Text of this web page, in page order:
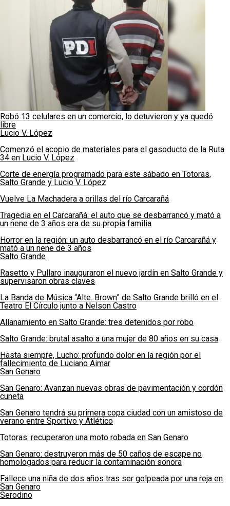
Robó 13 celulares en un comercio, lo detuvieron y ya quedó
libre
Lucio V. López
Comenzó el acopio de materiales para el gasoducto de la Ruta
34 en Lucio V. López
Corte de energía programado para este sábado en Totoras,
Salto Grande y Lucio V. López
Vuelve La Machadera a orillas del río Carcarañá
Tragedia en el Carcarañá: el auto que se desbarrancó y mató a
un nene de 3 años era de su propia familia
Horror en la región: un auto desbarrancó en el río Carcarañá y
mató a un nene de 3 años
Salto Grande
Rasetto y Pullaro inauguraron el nuevo jardín en Salto Grande y
supervisaron obras claves
La Banda de Música “Alte. Brown” de Salto Grande brilló en el
Teatro El Círculo junto a Nelson Castro
Allanamiento en Salto Grande: tres detenidos por robo
Salto Grande: brutal asalto a una mujer de 80 años en su casa
Hasta siempre, Lucho: profundo dolor en la región por el
fallecimiento de Luciano Aimar
San Genaro
San Genaro: Avanzan nuevas obras de pavimentación y cordón
cuneta
San Genaro tendrá su primera copa ciudad con un amistoso de
verano entre Sportivo y Atlético
Totoras: recuperaron una moto robada en San Genaro
San Genaro: destruyeron más de 50 caños de escape no
homologados para reducir la contaminación sonora
Fallece una niña de dos años tras ser golpeada por una reja en
San Genaro
Serodino